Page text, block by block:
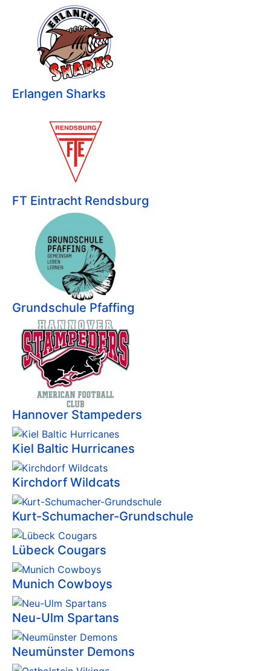
Erlangen Sharks
FT Eintracht Rendsburg
Grundschule Pfaffing
Hannover Stampeders
Kiel Baltic Hurricanes
Kirchdorf Wildcats
Kurt-Schumacher-Grundschule
Lübeck Cougars
Munich Cowboys
Neu-Ulm Spartans
Neumünster Demons